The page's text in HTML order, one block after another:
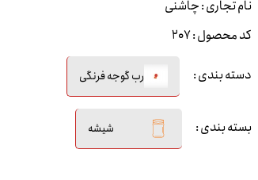
نام تجاری :چاشنی
کد محصول :207
دسته بندی : رب گوجه فرنگی
بسته بندی : شیشه